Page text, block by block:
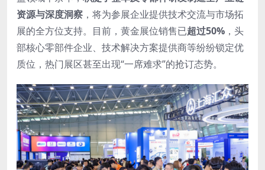
资源与深度洞察 ，将为参展企业提供技术交流与市场拓
展的全方位支持。目前，黄金展位销售已超过50% ，头
部核心零部件企业、技术解决方案提供商等纷纷锁定优
质位，热门展区甚至出现“一席难求”的抢订态势。